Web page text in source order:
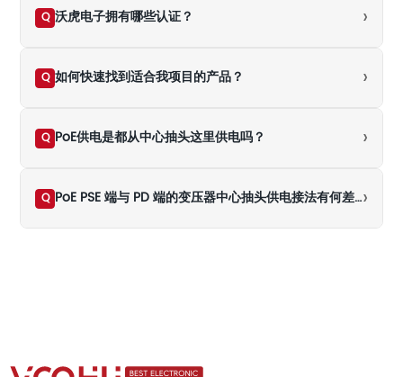
Q 沃虎电子拥有哪些认证？ ›
Q 如何快速找到适合我项目的产品？ ›
Q PoE供电是都从中心抽头这里供电吗？ ›
Q PoE PSE 端与 PD 端的变压器中心抽头供电接法有何差异？›